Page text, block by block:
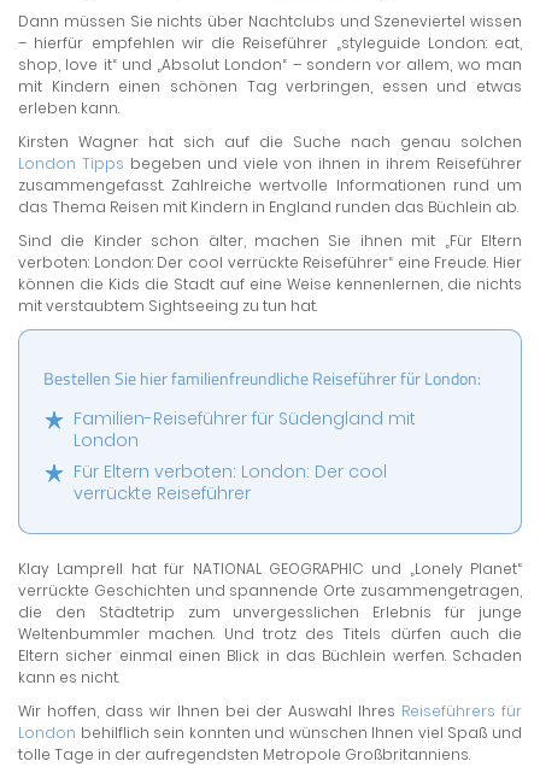
Dann müssen Sie nichts über Nachtclubs und Szeneviertel wissen
– hierfür empfehlen wir die Reiseführer „styleguide London: eat,
shop, love it“ und „Absolut London“ – sondern vor allem, wo man
mit Kindern einen schönen Tag verbringen, essen und etwas
erleben kann.
Kirsten Wagner hat sich auf die Suche nach genau solchen
London Tipps begeben und viele von ihnen in ihrem Reiseführer
zusammengefasst. Zahlreiche wertvolle Informationen rund um
das Thema Reisen mit Kindern in England runden das Büchlein ab.
Sind die Kinder schon älter, machen Sie ihnen mit „Für Eltern
verboten: London: Der cool verrückte Reiseführer“ eine Freude. Hier
können die Kids die Stadt auf eine Weise kennenlernen, die nichts
mit verstaubtem Sightseeing zu tun hat.
Bestellen Sie hier familienfreundliche Reiseführer für London:
Familien-Reiseführer für Südengland mit
London
Für Eltern verboten: London: Der cool
verrückte Reiseführer
Klay Lamprell hat für NATIONAL GEOGRAPHIC und „Lonely Planet“
verrückte Geschichten und spannende Orte zusammengetragen,
die den Städtetrip zum unvergesslichen Erlebnis für junge
Weltenbummler machen. Und trotz des Titels dürfen auch die
Eltern sicher einmal einen Blick in das Büchlein werfen. Schaden
kann es nicht.
Wir hoffen, dass wir Ihnen bei der Auswahl Ihres Reiseführers für
London behilflich sein konnten und wünschen Ihnen viel Spaß und
tolle Tage in der aufregendsten Metropole Großbritanniens.